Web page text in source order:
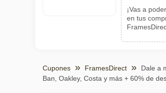
¡Vas a
en tus
Cupones FramesDirect
Dale a
Ban, Oakley, Costa y más + 60% de